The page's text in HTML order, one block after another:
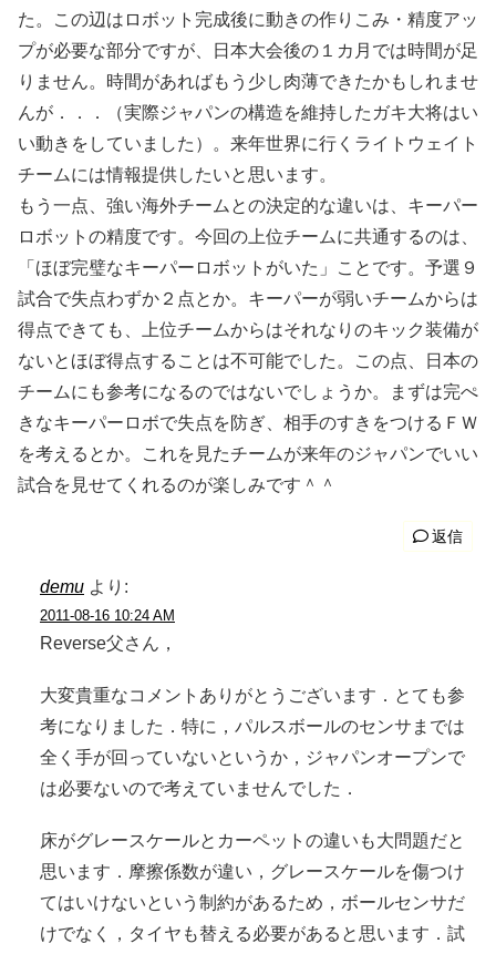
た。この辺はロボット完成後に動きの作りこみ・精度アッ
プが必要な部分ですが、日本大会後の１カ月では時間が足
りません。時間があればもう少し肉薄できたかもしれませ
んが．．．（実際ジャパンの構造を維持したガキ大将はい
い動きをしていました）。来年世界に行くライトウェイト
チームには情報提供したいと思います。
もう一点、強い海外チームとの決定的な違いは、キーパー
ロボットの精度です。今回の上位チームに共通するのは、
「ほぼ完璧なキーパーロボットがいた」ことです。予選９
試合で失点わずか２点とか。キーパーが弱いチームからは
得点できても、上位チームからはそれなりのキック装備が
ないとほぼ得点することは不可能でした。この点、日本の
チームにも参考になるのではないでしょうか。まずは完ぺ
きなキーパーロボで失点を防ぎ、相手のすきをつけるＦＷ
を考えるとか。これを見たチームが来年のジャパンでいい
試合を見せてくれるのが楽しみです＾＾
返信
demu より:
2011-08-16 10:24 AM
Reverse父さん，
大変貴重なコメントありがとうございます．とても参
考になりました．特に，パルスボールのセンサまでは
全く手が回っていないというか，ジャパンオープンで
は必要ないので考えていませんでした．
床がグレースケールとカーペットの違いも大問題だと
思います．摩擦係数が違い，グレースケールを傷つけ
てはいけないという制約があるため，ボールセンサだ
けでなく，タイヤも替える必要があると思います．試